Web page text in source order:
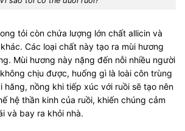
tỏi còn chứa lượng lớn chất allicin và
Các loại chất này tạo ra mùi hương
Mùi hương này nặng đến nỗi nhiều người
chịu được, huống gì là loài côn trùng
hăng, nồng khi tiếp xúc với ruồi sẽ tạo nên
hệ thần kinh của ruồi, khiến chúng cảm
và bay ra khỏi nhà.